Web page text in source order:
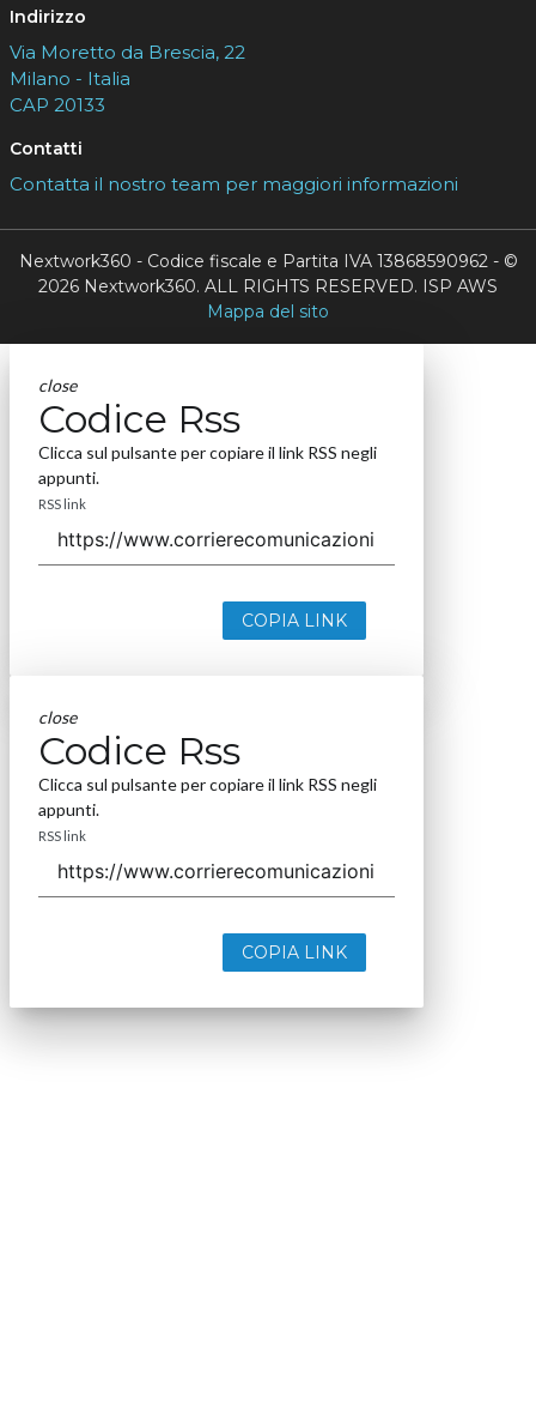
Indirizzo
Via Moretto da Brescia, 22
Milano - Italia
CAP 20133
Contatti
Contatta il nostro team per maggiori informazioni
Nextwork360 - Codice fiscale e Partita IVA 13868590962 - ©
2026 Nextwork360. ALL RIGHTS RESERVED. ISP AWS
Mappa del sito
close
Codice Rss
Clicca sul pulsante per copiare il link RSS negli
appunti.
RSS link
COPIA LINK
close
Codice Rss
Clicca sul pulsante per copiare il link RSS negli
appunti.
RSS link
COPIA LINK